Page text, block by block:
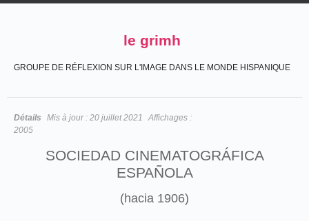
le grimh
GROUPE DE RÉFLEXION SUR L'IMAGE DANS LE MONDE HISPANIQUE
Détails Mis à jour : 20 juillet 2021
Affichages :
2005
SOCIEDAD CINEMATOGRÁFICA
ESPAÑOLA
(hacia 1906)